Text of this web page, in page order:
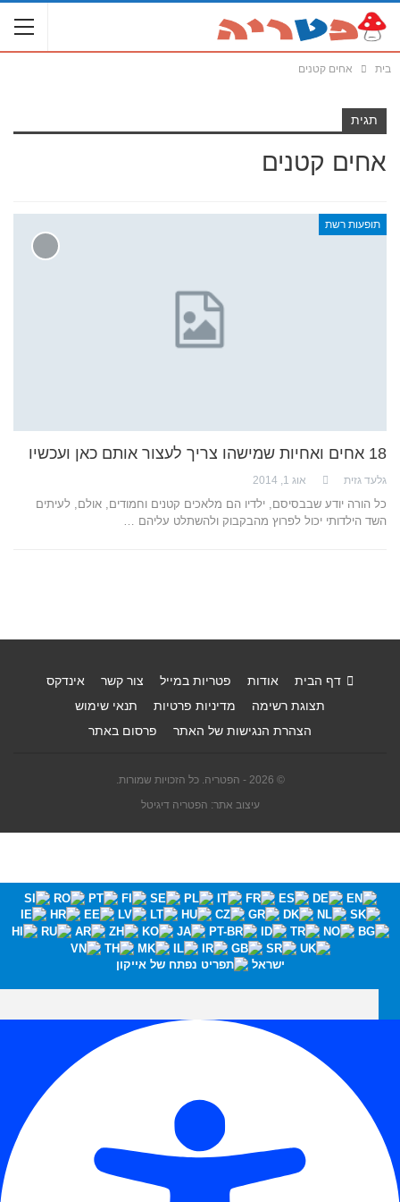
בית אחים קטנים
תגית
אחים קטנים
תופעות רשת
18 אחים ואחיות שמישהו צריך לעצור אותם כאן ועכשיו
גלעד גזית אוג 1, 2014
כל הורה יודע שבבסיסם, ילדיו הם מלאכים קטנים וחמודים, אולם, לעיתים
השד הילדותי יכול לפרוץ מהבקבוק ולהשתלט עליהם …
דף הבית אודות פטריות במייל צור קשר
אינדקס
תצוגת רשימה
מדיניות פרטיות
תנאי שימוש
הצהרת הנגישות של האתר
פרסום באתר
© 2026 - הפטריה. כל הזכויות שמורות.
עיצוב אתר: הפטריה דיגיטל
ישראל